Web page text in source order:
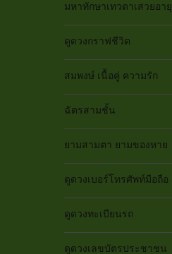
มหาทักษาเทวดาเสวยอายุ
ดูดวงกราฟชีวิต
สมพงษ์ เนื้อคู่ ความรัก
ฉัตรสามชั้น
ยามสามตา ยามของหาย
ดูดวงเบอร์โทรศัพท์มือถือ
ดูดวงทะเบียนรถ
ดูดวงเลขบัตรประชาชน